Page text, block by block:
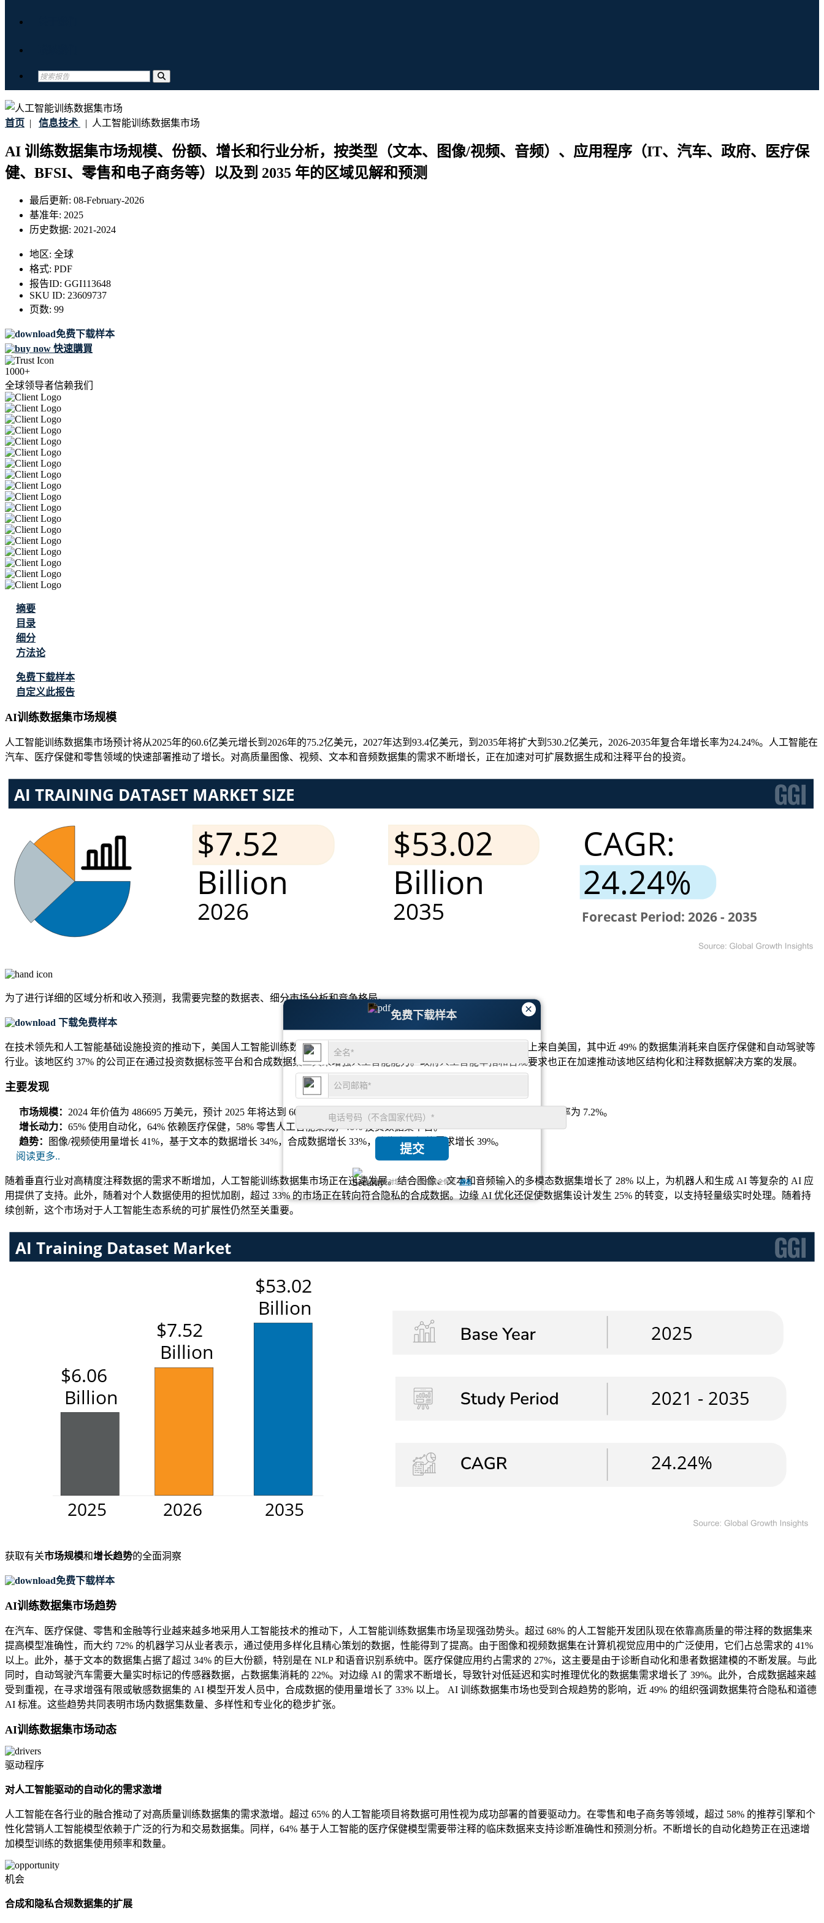
首页 | 信息技术 | 人工智能训练数据集市场
AI 训练数据集市场规模、份额、增长和行业分析，按类型（文本、图像/视频、音频）、应用程序（IT、汽车、政府、医疗保
健、BFSI、零售和电子商务等）以及到 2035 年的区域见解和预测
最后更新: 08-February-2026
基准年: 2025
历史数据: 2021-2024
地区: 全球
格式: PDF
报告ID: GGI113648
SKU ID: 23609737
页数: 99
免费下载样本
快速購買
1000+
全球领导者信赖我们
×
免费下载样本
提交
我们保证对您的个人信息完全保密.隐私
摘要
目录
细分
方法论
免费下载样本
自定义此报告
AI训练数据集市场规模
人工智能训练数据集市场预计将从2025年的60.6亿美元增长到2026年的75.2亿美元，2027年达到93.4亿美元，到2035年将扩大到530.2亿美元，2026-2035年复合年增长率为24.24%。人工智能在
汽车、医疗保健和零售领域的快速部署推动了增长。对高质量图像、视频、文本和音频数据集的需求不断增长，正在加速对可扩展数据生成和注释平台的投资。
为了进行详细的区域分析和收入预测，我需要完整的数据表、细分市场分析和竞争格局。
下载免费样本
在技​​术领先和人工智能基础设施投资的推动下，美国人工智能训练数据集市场正呈现强劲势头。全球数据集需求的 33% 以上来自美国，其中近 49% 的数据集消耗来自医疗保健和自动驾驶等
行业。该地区约 37% 的公司正在通过投资数据标签平台和合成数据集工具来增强人工智能能力。政府人工智能举措和合规要求也正在加速推动该地区结构化和注释数据解决方案的发展。
主要发现
市场规模： 2024 年价值为 486695 万美元，预计 2025 年将达到 604669 万美元，到 2033 年将达到 3432492 万美元，复合年增长率为 7.2%。
增长动力： 65% 使用自动化，64% 依赖医疗保健，58% 零售人工智能集成，46% 投资数据集平台。
趋势：
图像/视频使用量增长 41%，基于文本的数据增长 34%，合成数据增长 33%，边缘人工智能需求增长 39%。
阅读更多..
随着垂直行业对高精度注释数据的需求不断增加，人工智能训练数据集市场正在迅速发展。结合图像、文本和音频输入的多模态数据集增长了 28% 以上，为机器人和生成 AI 等复杂的 AI 应
用提供了支持。此外，随着对个人数据使用的担忧加剧，超过 33% 的市场正在转向符合隐私的合成数据。边缘 AI 优化还促使数据集设计发生 25% 的转变，以支持轻量级实时处理。随着持
续创新，这个市场对于人工智能生态系统的可扩展性仍然至关重要。
获取有关市场规模和增长趋势的全面洞察
免费下载样本
AI训练数据集市场趋势
在汽车、医疗保健、零售和金融等行业越来越多地采用人工智能技术的推动下，人工智能训练数据集市场呈现强劲势头。超过 68% 的人工智能开发团队现在依靠高质量的带注释的数据集来
提高模型准确性，而大约 72% 的机器学习从业者表示，通过使用多样化且精心策划的数据，性能得到了提高。由于图像和视频数据集在计算机视觉应用中的广泛使用，它们占总需求的 41%
以上。此外，基于文本的数据集占据了超过 34% 的巨大份额，特别是在 NLP 和语音识别系统中。医疗保健应用约占需求的 27%，这主要是由于诊断自动化和患者数据建模的不断发展。与此
同时，自动驾驶汽车需要大量实时标记的传感器数据，占数据集消耗的 22%。对边缘 AI 的需求不断增长，导致针对低延迟和实时推理优化的数据集需求增长了 39%。此外，合成数据越来越
受到重视，在寻求增强有限或敏感数据集的 AI 模型开发人员中，合成数据的使用量增长了 33% 以上。 AI 训练数据集市场也受到合规趋势的影响，近 49% 的组织强调数据集符合隐私和道德
AI 标准。这些趋势共同表明市场内数据集数量、多样性和专业化的稳步扩张。
AI训练数据集市场动态
驱动程序
对人工智能驱动的自动化的需求激增
人工智能在各行业的融合推动了对高质量训练数据集的需求激增。超过 65% 的人工智能项目将数据可用性视为成功部署的首要驱动力。在零售和电子商务等领域，超过 58% 的推荐引擎和个
性化营销人工智能模型依赖于广泛的行为和交易数据集。同样，64% 基于人工智能的医疗保健模型需要带注释的临床数据来支持诊断准确性和预测分析。不断增长的自动化趋势正在迅速增
加模型训练的数据集使用频率和数量。
机会
合成和隐私合规数据集的扩展